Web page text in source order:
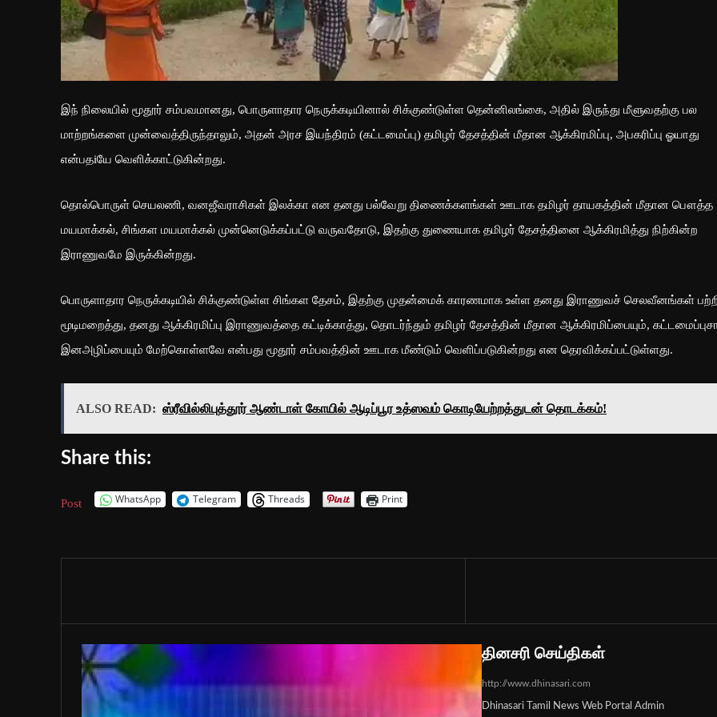
இந் நிலையில் மூதூர் சம்பவமானது, பொருளாதார நெருக்கடியினால் சிக்குண்டுள்ள தென்னிலங்கை, அதில் இருந்து மீளுவதற்கு பல
மாற்றங்களை முன்வைத்திருந்தாலும், அதன் அரச இயந்திரம் (கட்டமைப்பு) தமிழர் தேசத்தின் மீதான ஆக்கிரமிப்பு, அபகரிப்பு ஓயாது
என்பதiயே வெளிக்காட்டுகின்றது.
தொல்பொருள் செயலணி, வனஜீவராசிகள் இலக்கா என தனது பல்வேறு திணைக்களங்கள் ஊடாக தமிழர் தாயகத்தின் மீதான பௌத்த
மயமாக்கல், சிங்கள மயமாக்கல் முன்னெடுக்கப்பட்டு வருவதோடு, இதற்கு துணையாக தமிழர் தேசத்தினை ஆக்கிரமித்து நிற்கின்ற
இராணுவமே இருக்கின்றது.
பொருளாதார நெருக்கடியில் சிக்குண்டுள்ள சிங்கள தேசம், இதற்கு முதன்மைக் காரணமாக உள்ள தனது இராணுவச் செலவீனங்கள்
மூடிமறைத்து, தனது ஆக்கிரமிப்பு இராணுவத்தை கட்டிக்காத்து, தொடர்ந்தும் தமிழர் தேசத்தின் மீதான ஆக்கிரமிப்பையும்,
இனஅழிப்பையும் மேற்கொள்ளவே என்பது மூதூர் சம்பவத்தின் ஊடாக மீண்டும் வெளிப்படுகின்றது என தெரவிக்கப்பட்டுள்ளது.
ALSO READ: ஸ்ரீவில்லிபுத்தூர் ஆண்டாள் கோயில் ஆடிப்பூர உத்ஸவம் கொடியேற்றத்துடன் தொடக்கம்!
Share this:
Post WhatsApp Telegram Threads Print
தினசரி செய்திகள்
http://www.dhinasari.com
Dhinasari Tamil News Web Portal Admin